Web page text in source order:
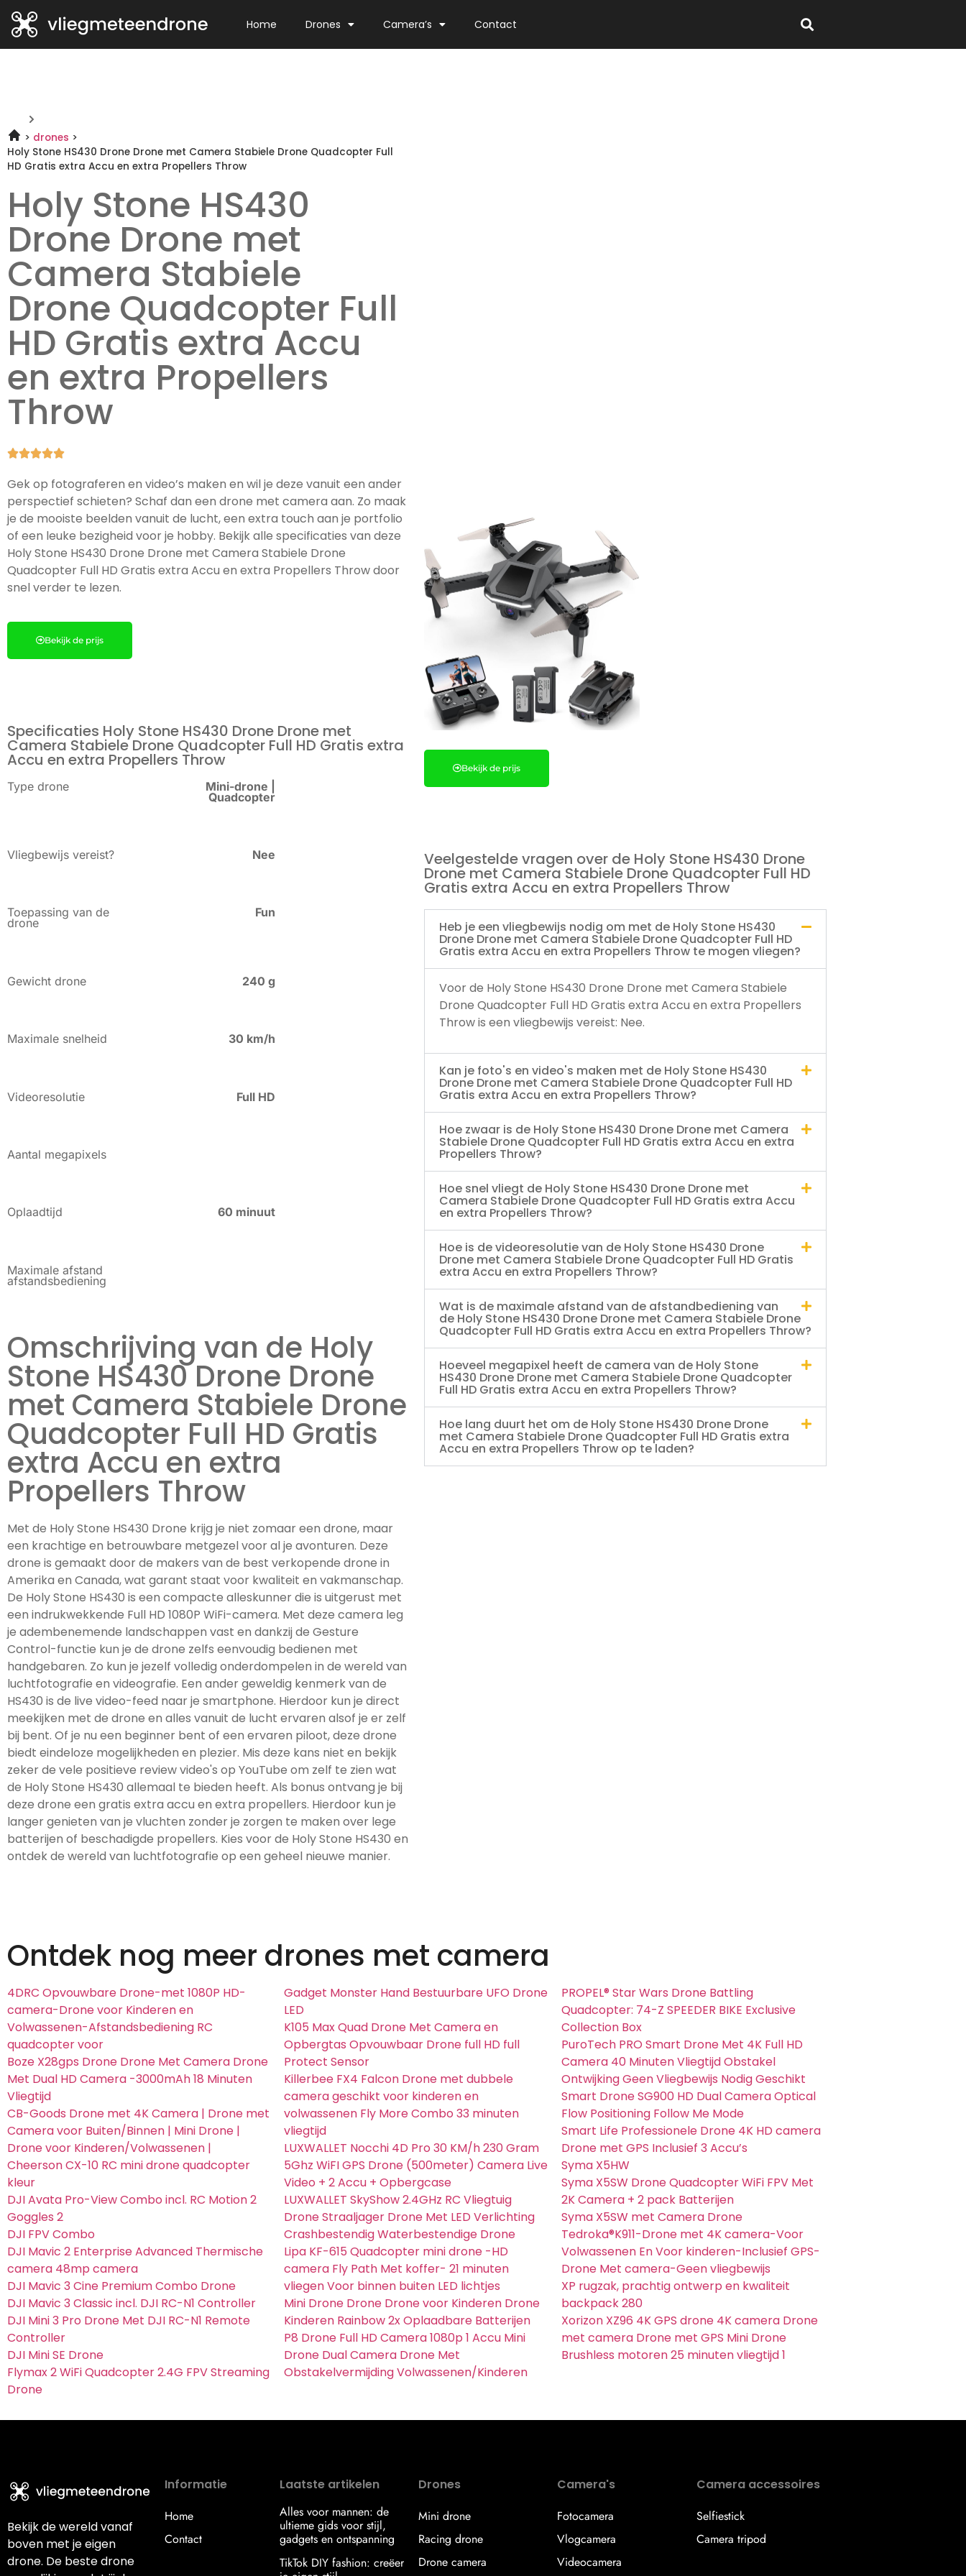
Home Drones Camera’s Contact
drones
Holy Stone HS430 Drone Drone met Camera Stabiele Drone Quadcopter Full
HD Gratis extra Accu en extra Propellers Throw
Holy Stone HS430
Drone Drone met
Camera Stabiele
Drone Quadcopter Full
HD Gratis extra Accu
en extra Propellers
Throw

Gek op fotograferen en video’s maken en wil je deze vanuit een ander
perspectief schieten? Schaf dan een drone met camera aan. Zo maak
je de mooiste beelden vanuit de lucht, een extra touch aan je portfolio
of een leuke bezigheid voor je hobby. Bekijk alle specificaties van deze
Holy Stone HS430 Drone Drone met Camera Stabiele Drone
Quadcopter Full HD Gratis extra Accu en extra Propellers Throw door
snel verder te lezen.
Bekijk de prijs
Specificaties Holy Stone HS430 Drone Drone met
Camera Stabiele Drone Quadcopter Full HD Gratis extra
Accu en extra Propellers Throw
Type drone Mini-drone |
Quadcopter
Vliegbewijs vereist? Nee
Toepassing van de
drone
Fun
Gewicht drone 240 g
Maximale snelheid 30 km/h
Videoresolutie Full HD
Aantal megapixels
Oplaadtijd 60 minuut
Maximale afstand
afstandsbediening
Omschrijving van de Holy
Stone HS430 Drone Drone
met Camera Stabiele Drone
Quadcopter Full HD Gratis
extra Accu en extra
Propellers Throw
Met de Holy Stone HS430 Drone krijg je niet zomaar een drone, maar
een krachtige en betrouwbare metgezel voor al je avonturen. Deze
drone is gemaakt door de makers van de best verkopende drone in
Amerika en Canada, wat garant staat voor kwaliteit en vakmanschap.
De Holy Stone HS430 is een compacte alleskunner die is uitgerust met
een indrukwekkende Full HD 1080P WiFi-camera. Met deze camera leg
je adembenemende landschappen vast en dankzij de Gesture
Control-functie kun je de drone zelfs eenvoudig bedienen met
handgebaren. Zo kun je jezelf volledig onderdompelen in de wereld van
luchtfotografie en videografie. Een ander geweldig kenmerk van de
HS430 is de live video-feed naar je smartphone. Hierdoor kun je direct
meekijken met de drone en alles vanuit de lucht ervaren alsof je er zelf
bij bent. Of je nu een beginner bent of een ervaren piloot, deze drone
biedt eindeloze mogelijkheden en plezier. Mis deze kans niet en bekijk
zeker de vele positieve review video's op YouTube om zelf te zien wat
de Holy Stone HS430 allemaal te bieden heeft. Als bonus ontvang je bij
deze drone een gratis extra accu en extra propellers. Hierdoor kun je
langer genieten van je vluchten zonder je zorgen te maken over lege
batterijen of beschadigde propellers. Kies voor de Holy Stone HS430 en
ontdek de wereld van luchtfotografie op een geheel nieuwe manier.
Bekijk de prijs
Veelgestelde vragen over de Holy Stone HS430 Drone
Drone met Camera Stabiele Drone Quadcopter Full HD
Gratis extra Accu en extra Propellers Throw
Heb je een vliegbewijs nodig om met de Holy Stone HS430
Drone Drone met Camera Stabiele Drone Quadcopter Full HD
Gratis extra Accu en extra Propellers Throw te mogen vliegen?
Voor de Holy Stone HS430 Drone Drone met Camera Stabiele
Drone Quadcopter Full HD Gratis extra Accu en extra Propellers
Throw is een vliegbewijs vereist: Nee.
Kan je foto's en video's maken met de Holy Stone HS430
Drone Drone met Camera Stabiele Drone Quadcopter Full HD
Gratis extra Accu en extra Propellers Throw?
Hoe zwaar is de Holy Stone HS430 Drone Drone met Camera
Stabiele Drone Quadcopter Full HD Gratis extra Accu en extra
Propellers Throw?
Hoe snel vliegt de Holy Stone HS430 Drone Drone met
Camera Stabiele Drone Quadcopter Full HD Gratis extra Accu
en extra Propellers Throw?
Hoe is de videoresolutie van de Holy Stone HS430 Drone
Drone met Camera Stabiele Drone Quadcopter Full HD Gratis
extra Accu en extra Propellers Throw?
Wat is de maximale afstand van de afstandbediening van
de Holy Stone HS430 Drone Drone met Camera Stabiele Drone
Quadcopter Full HD Gratis extra Accu en extra Propellers Throw?
Hoeveel megapixel heeft de camera van de Holy Stone
HS430 Drone Drone met Camera Stabiele Drone Quadcopter
Full HD Gratis extra Accu en extra Propellers Throw?
Hoe lang duurt het om de Holy Stone HS430 Drone Drone
met Camera Stabiele Drone Quadcopter Full HD Gratis extra
Accu en extra Propellers Throw op te laden?
Ontdek nog meer drones met camera
4DRC Opvouwbare Drone-met 1080P HD-
camera-Drone voor Kinderen en
Volwassenen-Afstandsbediening RC
quadcopter voor
Boze X28gps Drone Drone Met Camera Drone
Met Dual HD Camera -3000mAh 18 Minuten
Vliegtijd
CB-Goods Drone met 4K Camera | Drone met
Camera voor Buiten/Binnen | Mini Drone |
Drone voor Kinderen/Volwassenen |
Cheerson CX-10 RC mini drone quadcopter
kleur
DJI Avata Pro-View Combo incl. RC Motion 2
Goggles 2
DJI FPV Combo
DJI Mavic 2 Enterprise Advanced Thermische
camera 48mp camera
DJI Mavic 3 Cine Premium Combo Drone
DJI Mavic 3 Classic incl. DJI RC-N1 Controller
DJI Mini 3 Pro Drone Met DJI RC-N1 Remote
Controller
DJI Mini SE Drone
Flymax 2 WiFi Quadcopter 2.4G FPV Streaming
Drone
Gadget Monster Hand Bestuurbare UFO Drone
LED
K105 Max Quad Drone Met Camera en
Opbergtas Opvouwbaar Drone full HD full
Protect Sensor
Killerbee FX4 Falcon Drone met dubbele
camera geschikt voor kinderen en
volwassenen Fly More Combo 33 minuten
vliegtijd
LUXWALLET Nocchi 4D Pro 30 KM/h 230 Gram
5Ghz WiFI GPS Drone (500meter) Camera Live
Video + 2 Accu + Opbergcase
LUXWALLET SkyShow 2.4GHz RC Vliegtuig
Drone Straaljager Drone Met LED Verlichting
Crashbestendig Waterbestendige Drone
Lipa KF-615 Quadcopter mini drone -HD
camera Fly Path Met koffer- 21 minuten
vliegen Voor binnen buiten LED lichtjes
Mini Drone Drone Drone voor Kinderen Drone
Kinderen Rainbow 2x Oplaadbare Batterijen
P8 Drone Full HD Camera 1080p 1 Accu Mini
Drone Dual Camera Drone Met
Obstakelvermijding Volwassenen/Kinderen
PROPEL® Star Wars Drone Battling
Quadcopter: 74-Z SPEEDER BIKE Exclusive
Collection Box
PuroTech PRO Smart Drone Met 4K Full HD
Camera 40 Minuten Vliegtijd Obstakel
Ontwijking Geen Vliegbewijs Nodig Geschikt
Smart Drone SG900 HD Dual Camera Optical
Flow Positioning Follow Me Mode
Smart Life Professionele Drone 4K HD camera
Drone met GPS Inclusief 3 Accu’s
Syma X5HW
Syma X5SW Drone Quadcopter WiFi FPV Met
2K Camera + 2 pack Batterijen
Syma X5SW met Camera Drone
Tedroka®K911-Drone met 4K camera-Voor
Volwassenen En Voor kinderen-Inclusief GPS-
Drone Met camera-Geen vliegbewijs
XP rugzak, prachtig ontwerp en kwaliteit
backpack 280
Xorizon XZ96 4K GPS drone 4K camera Drone
met camera Drone met GPS Mini Drone
Brushless motoren 25 minuten vliegtijd 1
Bekijk de wereld vanaf
boven met je eigen
drone. De beste drone
Informatie
Home
Contact
Laatste artikelen
Alles voor mannen: de
ultieme gids voor stijl,
gadgets en ontspanning
TikTok DIY fashion: creëer
Drones
Mini drone
Racing drone
Drone camera
Camera's
Fotocamera
Vlogcamera
Videocamera
Camera accessoires
Selfiestick
Camera tripod